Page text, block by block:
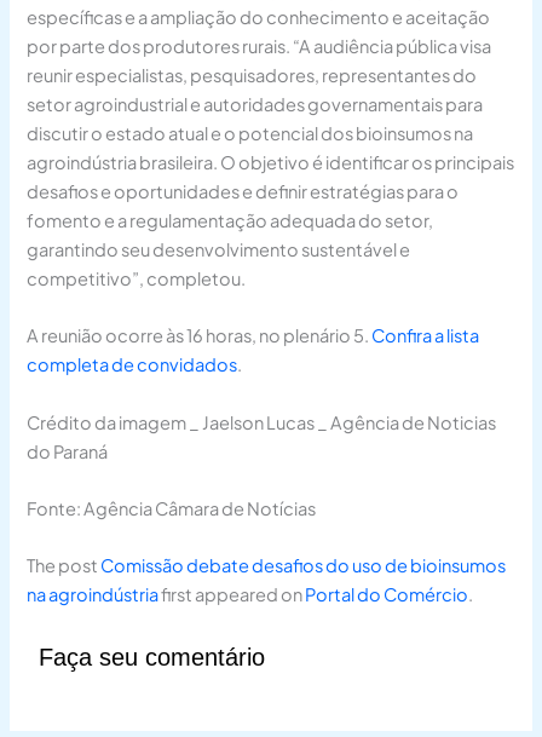
específicas e a ampliação do conhecimento e aceitação
por parte dos produtores rurais. “A audiência pública visa
reunir especialistas, pesquisadores, representantes do
setor agroindustrial e autoridades governamentais para
discutir o estado atual e o potencial dos bioinsumos na
agroindústria brasileira. O objetivo é identificar os principais
desafios e oportunidades e definir estratégias para o
fomento e a regulamentação adequada do setor,
garantindo seu desenvolvimento sustentável e
competitivo”, completou.
A reunião ocorre às 16 horas, no plenário 5. Confira a lista
completa de convidados.
Crédito da imagem _ Jaelson Lucas _ Agência de Noticias
do Paraná
Fonte: Agência Câmara de Notícias
The post Comissão debate desafios do uso de bioinsumos
na agroindústriafirst appeared onPortal do Comércio.
Faça seu comentário